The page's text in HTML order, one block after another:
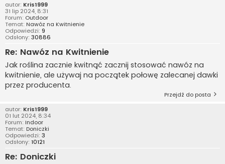
autor: Kris1999
31 lip 2024, 8:31
Forum: Outdoor
Temat: Nawóz na Kwitnienie
Odpowiedzi: 9
Odsłony: 30886
Re: Nawóz na Kwitnienie
Jak roślina zacznie kwitnąć zacznij stosować nawóz na
kwitnienie, ale używaj na początek połowę zalecanej dawki
przez producenta.
Przejdź do posta
autor: Kris1999
01 lut 2024, 8:34
Forum: Indoor
Temat: Doniczki
Odpowiedzi: 3
Odsłony: 10121
Re: Doniczki